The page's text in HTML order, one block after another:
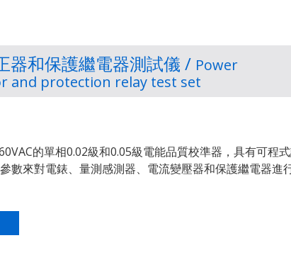
器和保護繼電器測試儀 / Power
and protection relay test set
的單相0.02級和0.05級電能品質校準器，具有可程
數來對電錶、量測感測器、電流變壓器和保護繼電器進